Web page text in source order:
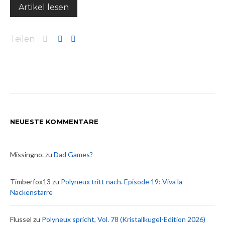
Artikel lesen
Teilen
NEUESTE KOMMENTARE
Missingno.zu Dad Games?
Timberfox13 zu Polyneux tritt nach. Episode 19: Viva la
Nackenstarre
Flussel zu Polyneux spricht, Vol. 78 (Kristallkugel-Edition 2026)